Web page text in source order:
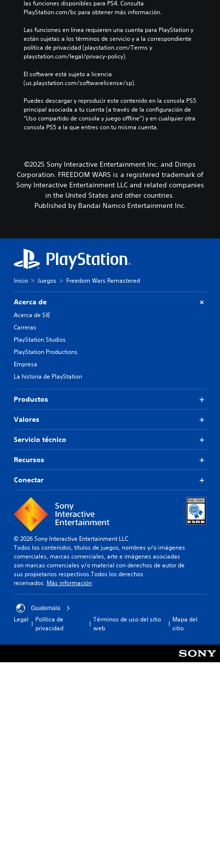
las funciones disponibles para PS4. Consulta
PlayStation.com/bc para obtener más información.
Las funciones en línea requieren una cuenta para PlayStation y
están sujetas a los términos de servicio y a la correspondiente
política de privacidad (playstation.com/Terms y
playstation.com/legal/privacy-policy).
El software está sujeto a licencia
(us.playstation.com/softwarelicense/sp).
Puedes descargar y reproducir este contenido en la consola PS5
principal asociada a tu cuenta (a través de la configuración de
“Uso compartido de consola y juego offline”) y en cualquier otra
consola PS5 a la que entres con tu misma cuenta.
©2025 Sony Interactive Entertainment Inc. and Dimps
Corporation. FREEDOM WARS is a registered trademark of
Sony Interactive Entertainment LLC and related companies
in the United States and other countries.
Published by Bandai Namco Entertainment Inc.
Inicio Juegos Freedom Wars Remastered
Acerca de
Acerca de SIE
Carreras
PlayStation Studios
PlayStation Productions
Empresa
La historia de PlayStation
Productos
Valores
Servicio técnico
Recursos
Conectar
© 2026 Sony Interactive Entertainment LLC
Todos los contenidos, títulos de juegos, nombres y/o imágenes
comerciales, marcas comerciales, arte e imágenes asociadas
son marcas comerciales y/o material con derechos de autor de
sus propietarios respectivos.Todos los derechos
reservados. Más información
Guatemala
Legal
Política de
privacidad
Términos de uso del sitio
web
Mapa del
sitio